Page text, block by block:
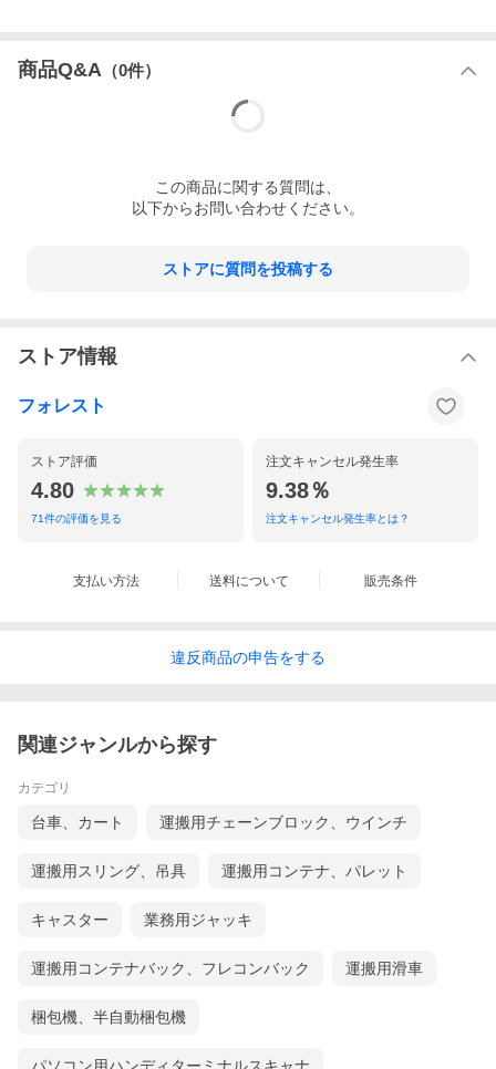
商品Q&A （0件）
この商品に関する質問は、
以下からお問い合わせください。
ストアに質問を投稿する
ストア情報
フォレスト
ストア評価
4.80
71件の評価を見る
注文キャンセル発生率
9.38％
注文キャンセル発生率とは？
支払い方法 送料について 販売条件
違反商品の申告をする
関連ジャンルから探す
カテゴリ
台車、カート 運搬用チェーンブロック、ウインチ
運搬用スリング、吊具 運搬用コンテナ、パレット
キャスター 業務用ジャッキ
運搬用コンテナバック、フレコンバック 運搬用滑車
梱包機、半自動梱包機